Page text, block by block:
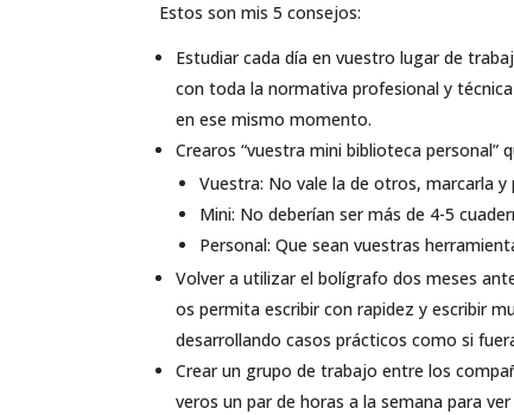
Estos son mis 5 consejos:
Estudiar cada día en vuestro lugar de
con toda la normativa profesional y
en ese mismo momento.
Crearos “vuestra mini biblioteca personal”
Vuestra: No vale la de otros, marcarla
Mini: No deberían ser más de 4-5
Personal: Que sean vuestras
Volver a utilizar el bolígrafo dos meses
os permita escribir con rapidez y escribir
desarrollando casos prácticos como si
Crear un grupo de trabajo entre los
veros un par de horas a la semana para